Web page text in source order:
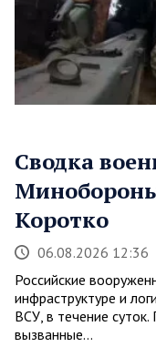
Сводка
Коротко
06.08.2026 12:36
Российские
инфраструктуре и
ВСУ, в течение суток.
вызванные…